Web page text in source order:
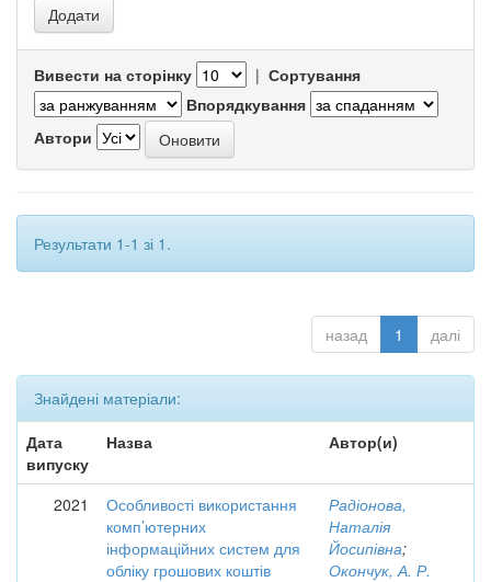
Вивести на сторінку | Сортування
Впорядкування
Автори
Результати 1-1 зі 1.
назад 1 далі
Знайдені матеріали:
Дата
випуску
Назва Автор(и)
2021
Особливості використання
комп’ютерних
інформаційних систем для
обліку грошових коштів
Радіонова,
Наталія
Йосипівна;
Окончук, А. Р.